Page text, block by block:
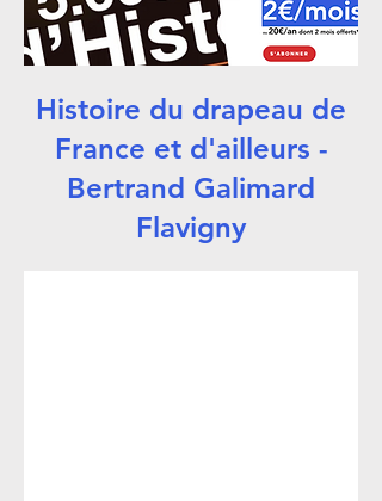
Histoire du drapeau de
France et d'ailleurs -
Bertrand Galimard
Flavigny